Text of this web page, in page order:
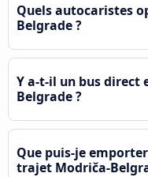
Quels autocaristes
Belgrade ?
Y a-t-il un bus direct
Belgrade ?
Que puis-je
trajet Modriča-